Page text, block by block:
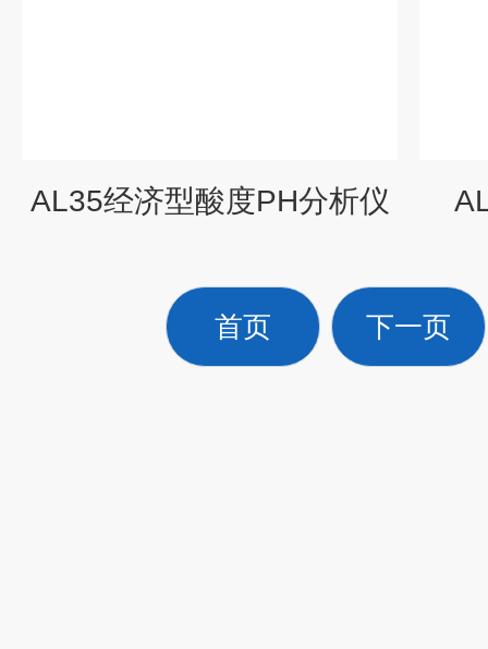
AL35经济型酸度PH分析仪
首页 下一页